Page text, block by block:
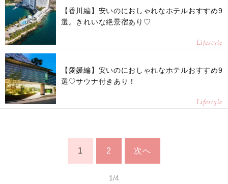
【香川編】安いのにおしゃれなホテルおすすめ9
選。きれいな絶景宿あり♡
Lifestyle
【愛媛編】安いのにおしゃれなホテルおすすめ9
選♡サウナ付きあり！
Lifestyle
1 2 次へ
1/4